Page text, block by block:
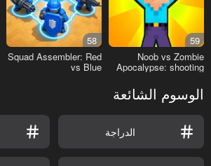
59
Noob vs Zombie
Apocalypse: shooting
58
Squad Assembler: Red
vs Blue
الوسوم الشائعة
الدراجة